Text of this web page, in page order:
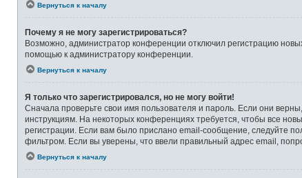
Вернуться к началу
Почему я не могу зарегистрироваться?
Возможно, администратор конференции отключил регистрацию
помощью к администратору конференции.
Вернуться к началу
Я только что зарегистрировался, но не могу войти!
Сначала проверьте свои имя пользователя и пароль. Если они
инструкциям. На некоторых конференциях требуется, чтобы все
регистрации. Если вам было прислано email-сообщение, следуйте
фильтром. Если вы уверены, что ввели правильный адрес email,
Вернуться к началу